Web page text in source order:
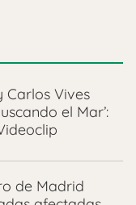
Carlos Vives
el Mar’:
de Madrid